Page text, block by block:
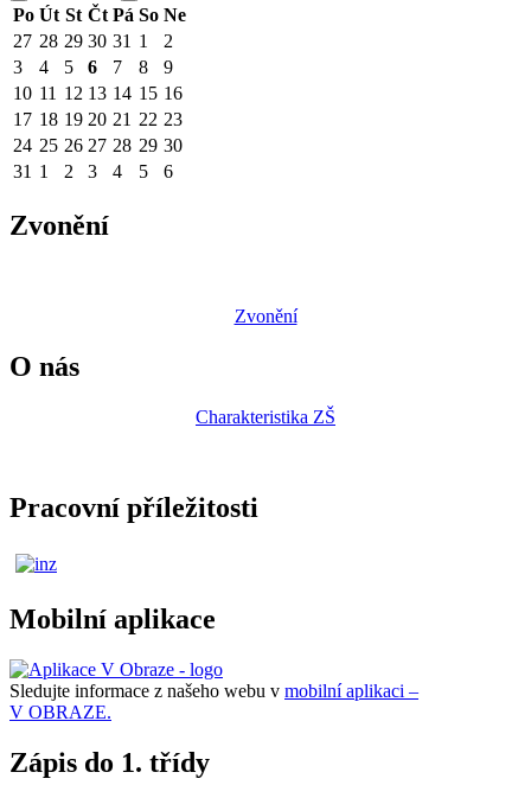
Po Út St Čt Pá So Ne
27 28 29 30 31 1
2
3
4 5 6 7 8
9
10 11 12 13 14 15 16
17 18 19 20 21 22 23
24 25 26 27 28 29 30
31 1 2 3 4 5 6
Zvonění
Zvonění
O nás
Charakteristika ZŠ
Pracovní příležitosti
Mobilní aplikace
Sledujte informace z našeho webu v mobilní aplikaci –
V OBRAZE.
Zápis do 1. třídy